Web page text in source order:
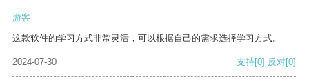
游客
这款软件的学习方式非常灵活，可以根据自己的需求选择学习方式。
2024-07-30 支持[0] 反对[0]